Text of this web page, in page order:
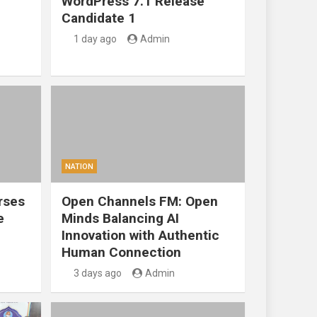
Candidate 1
1 day ago Admin
NATION
Open Channels FM: Open
Minds Balancing AI
Innovation with Authentic
Human Connection
3 days ago Admin